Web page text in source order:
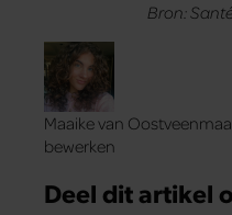
Bron:
Maaike van
bewerken
Deel dit artikel